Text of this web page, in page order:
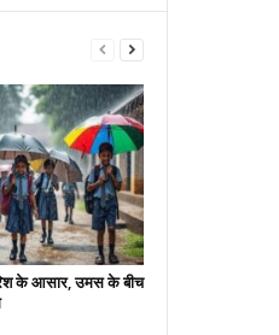
के आसार, उमस के बीच